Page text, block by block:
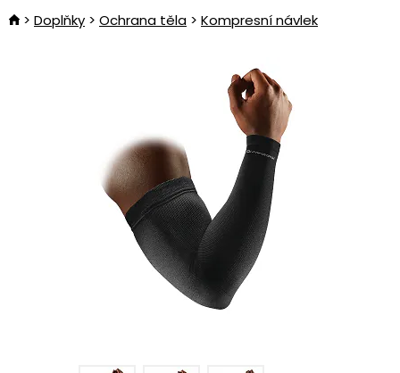
Doplňky Ochrana těla Kompresní návlek